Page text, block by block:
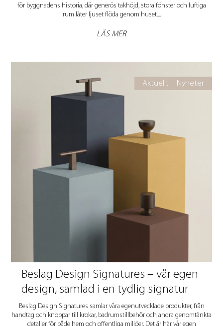
för byggnadens historia, där generös takhöjd, stora fönster och luftiga
rum låter ljuset flöda genom huset....
LÄS MER
Aktuellt Nyheter
Beslag Design Signatures – vår egen
design, samlad i en tydlig signatur
Beslag Design Signatures samlar våra egenutvecklade produkter, från
handtag och knoppar till krokar, badrumstillbehör och andra genomtänkta
detaljer för både hem och offentliga miljöer. Det är här vår egen